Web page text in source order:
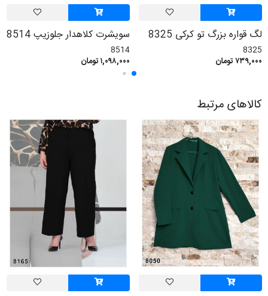
لگ قواره بزرگ تو کرکی 8325
8325
۷۳۹,۰۰۰ تومان
سویشرت کلاهدار جلوزیپ 8514
8514
۱,۰۹۸,۰۰۰ تومان
کالاهای مرتبط